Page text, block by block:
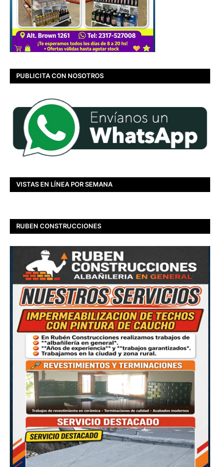
PUBLICITA CON NOSOTROS
VISTAS EN LÍNEA POR SEMANA
RUBEN CONSTRUCCIONES